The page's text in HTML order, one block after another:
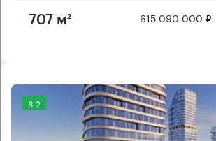
707 м² 615 090 000 ₽
8.2